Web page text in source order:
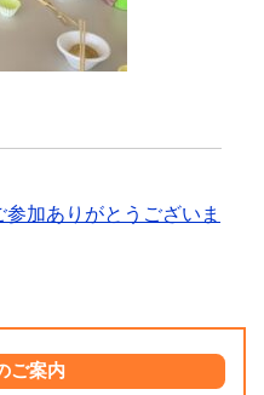
加ありがとうございま
ご案内